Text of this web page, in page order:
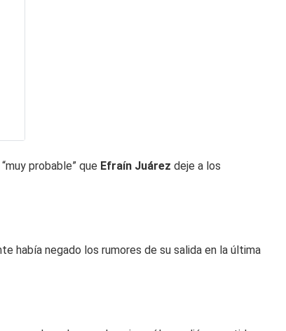
probable” que Efraín Juárez deje a los
había negado los rumores de su salida en la última